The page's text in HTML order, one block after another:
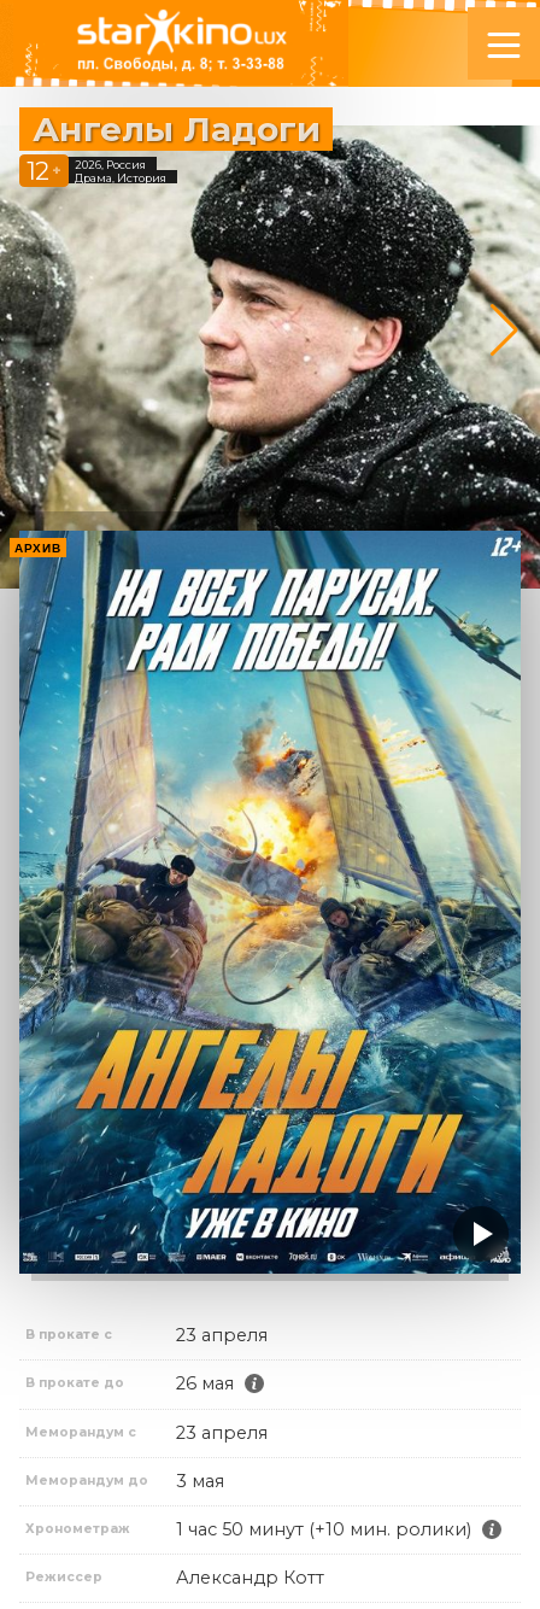
Ангелы Ладоги
12 +
2026, Россия
Драма, История
АРХИВ
В прокате с 23 апреля
В прокате до 26 мая
Меморандум с 23 апреля
Меморандум до 3 мая
Хронометраж 1 час 50 минут (+10 мин. ролики)
Режиссер Александр Котт